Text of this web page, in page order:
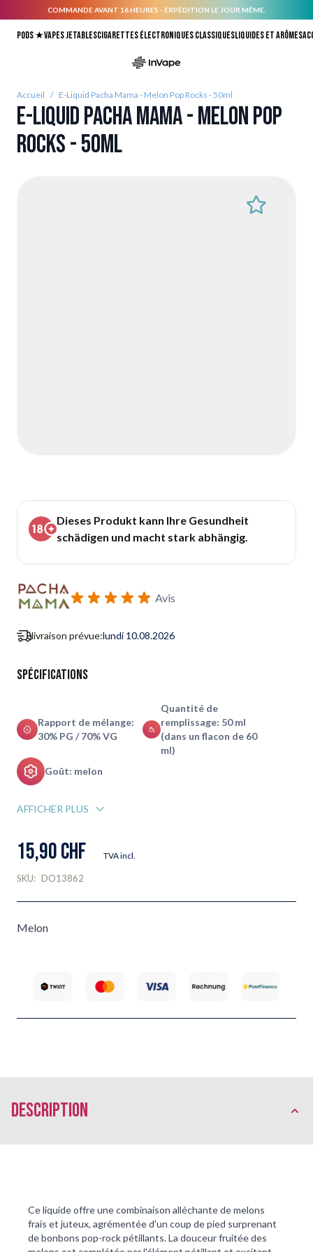
COMMANDE AVANT 16 HEURES - EXPÉDITION LE JOUR MÊME.
Pods ★Vapes jetablesCigarettes électroniques classiquesLiquides et arômes
Accueil / E-Liquid Pacha Mama - Melon Pop Rocks - 50ml
E-Liquid Pacha Mama - Melon Pop
Rocks - 50ml
Dieses Produkt kann Ihre Gesundheit
schädigen und macht stark abhängig.
Avis
livraison prévue:lundi 10.08.2026
Spécifications
Rapport de mélange:
30% PG / 70% VG
Quantité de
remplissage: 50 ml
(dans un flacon de 60
ml)
Goût: melon
AFFICHER PLUS
15,90 CHF TVA incl.
SKU: DO13862
Melon
Description
Ce liquide offre une combinaison alléchante de melons
frais et juteux, agrémentée d'un coup de pied surprenant
de bonbons pop-rock pétillants. La douceur fruitée des